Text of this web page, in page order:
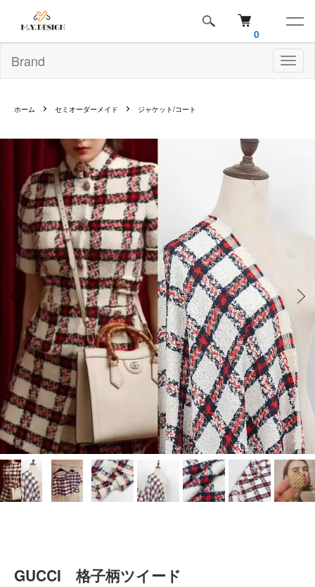
Brand
0
ホーム セミオーダーメイド ジャケット/コート
GUCCI 格子柄ツイード